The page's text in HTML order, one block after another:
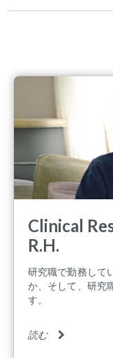
Clinical
R.H.
研究職で勤務して
か、そして、研究
す。
読む